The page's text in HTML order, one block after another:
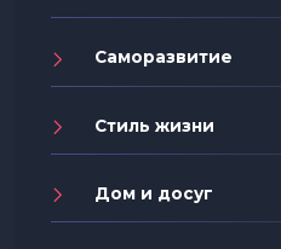
Саморазвитие
Стиль жизни
Дом и досуг